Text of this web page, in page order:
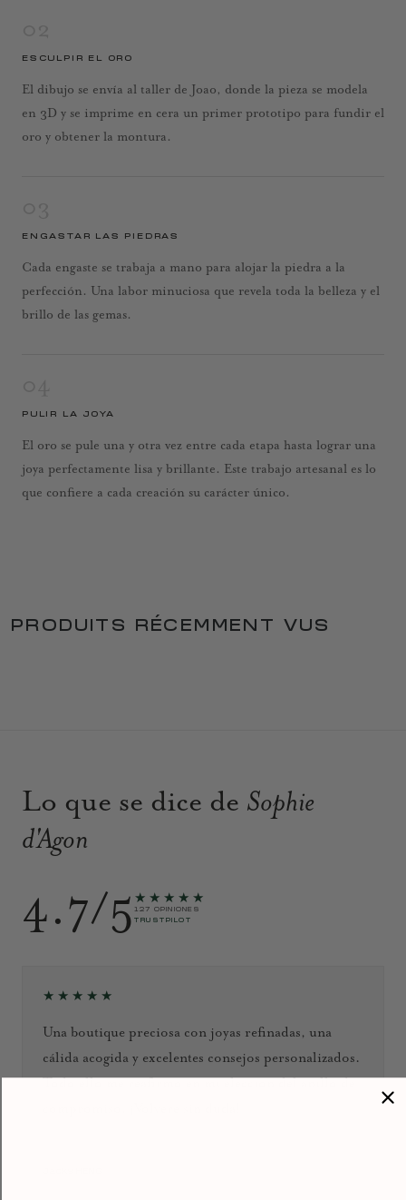
ESCULPIR EL ORO
El dibujo se envía al taller de Joao, donde la pieza se modela
en 3D y se imprime en cera un primer prototipo para fundir el
oro y obtener la montura.
ENGASTAR LAS PIEDRAS
Cada engaste se trabaja a mano para alojar la piedra a la
perfección. Una labor minuciosa que revela toda la belleza y el
brillo de las gemas.
PULIR LA JOYA
El oro se pule una y otra vez entre cada etapa hasta lograr una
joya perfectamente lisa y brillante. Este trabajo artesanal es lo
que confiere a cada creación su carácter único.
PRODUITS RÉCEMMENT VUS
Lo que se dice de Sophie
d'Agon
4.7/5 ★★★★★
127 OPINIONES
TRUSTPILOT
★★★★★
Una boutique preciosa con joyas refinadas, una
cálida acogida y excelentes consejos personalizados.
Todo ello me reafirmó en mi elección del anillo de